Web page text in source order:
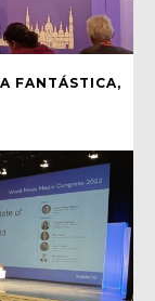
FANTÁSTICA,